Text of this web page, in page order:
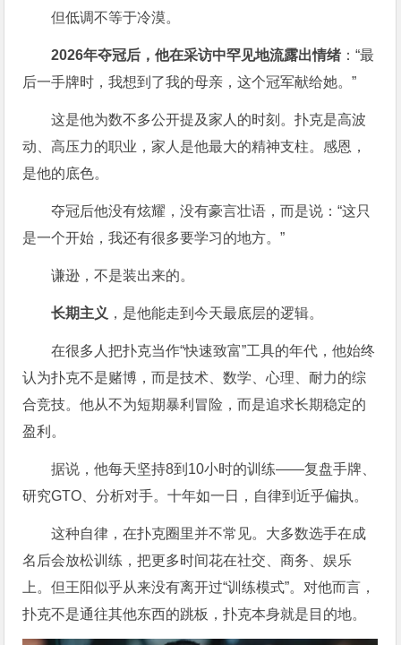
但低调不等于冷漠。
2026年夺冠后，他在采访中罕见地流露出情绪 ：“最
后一手牌时，我想到了我的母亲，这个冠军献给她。”
这是他为数不多公开提及家人的时刻。扑克是高波
动、高压力的职业，家人是他最大的精神支柱。感恩，
是他的底色。
夺冠后他没有炫耀，没有豪言壮语，而是说：“这只
是一个开始，我还有很多要学习的地方。”
谦逊，不是装出来的。
长期主义 ，是他能走到今天最底层的逻辑。
在很多人把扑克当作“快速致富”工具的年代，他始终
认为扑克不是赌博，而是技术、数学、心理、耐力的综
合竞技。他从不为短期暴利冒险，而是追求长期稳定的
盈利。
据说，他每天坚持8到10小时的训练——复盘手牌、
研究GTO、分析对手。十年如一日，自律到近乎偏执。
这种自律，在扑克圈里并不常见。大多数选手在成
名后会放松训练，把更多时间花在社交、商务、娱乐
上。但王阳似乎从来没有离开过“训练模式”。对他而言，
扑克不是通往其他东西的跳板，扑克本身就是目的地。